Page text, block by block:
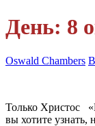
День: 8
Oswald Chambers
Только Христос
вы хотите узнать,